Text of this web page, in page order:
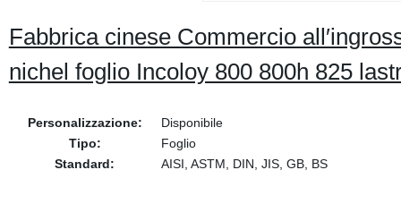
Fabbrica cinese Commercio
nichel foglio Incoloy 800 800h 825
Personalizzazione:
Disponibile
Tipo:
Foglio
Standard:
AISI, ASTM, DIN, JIS, GB, BS